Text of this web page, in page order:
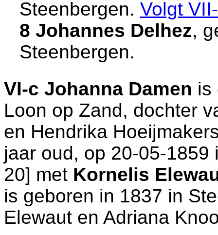
Steenbergen. Volgt
8 Johannes Delhez,
Steenbergen.
VI-c Johanna Damen is
Loon op Zand, dochter
en Hendrika
jaar oud, op 20-05-
20] met Kornelis
is geboren in 1837 in
Elewaut en Adriana